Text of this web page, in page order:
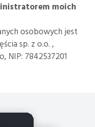
moich
osobowych jest
sp. z o.o. ,
NIP: 7842537201